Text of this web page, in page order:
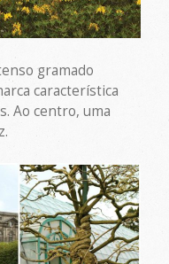
gramado
característica
Ao centro, uma